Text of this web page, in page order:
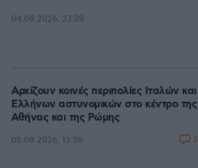
04.08.2026, 23:28
Αρχίζουν κοινές περιπολίες Ιταλών και
Ελλήνων αστυνομικών στο κέντρο της
Αθήνας και της Ρώμης
05.08.2026, 13:50 5